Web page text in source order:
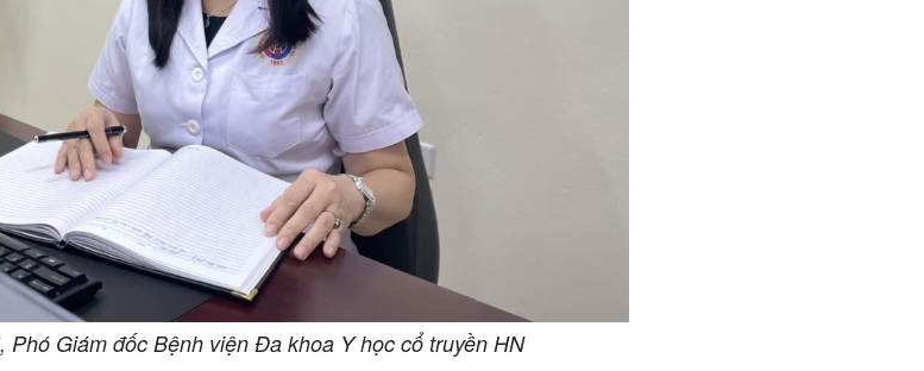
Phó Giám đốc Bệnh viện Đa khoa Y học cổ truyền HN